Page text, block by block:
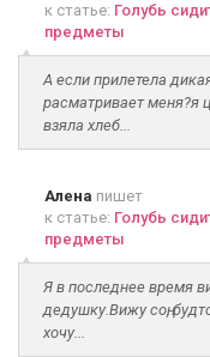
к статье: Голубь
предметы
А если прилетела
расматривает меня?я
взяла хлеб...
Алена пишет
к статье: Голубь
предметы
Я в последнее время
дедушку.Вижу соң,
хочу...